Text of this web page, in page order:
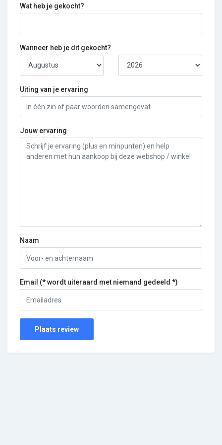
Wat heb je gekocht?
Wanneer heb je dit gekocht?
Uiting van je ervaring
Jouw ervaring
Naam
Email (* wordt uiteraard met niemand gedeeld *)
Plaats review